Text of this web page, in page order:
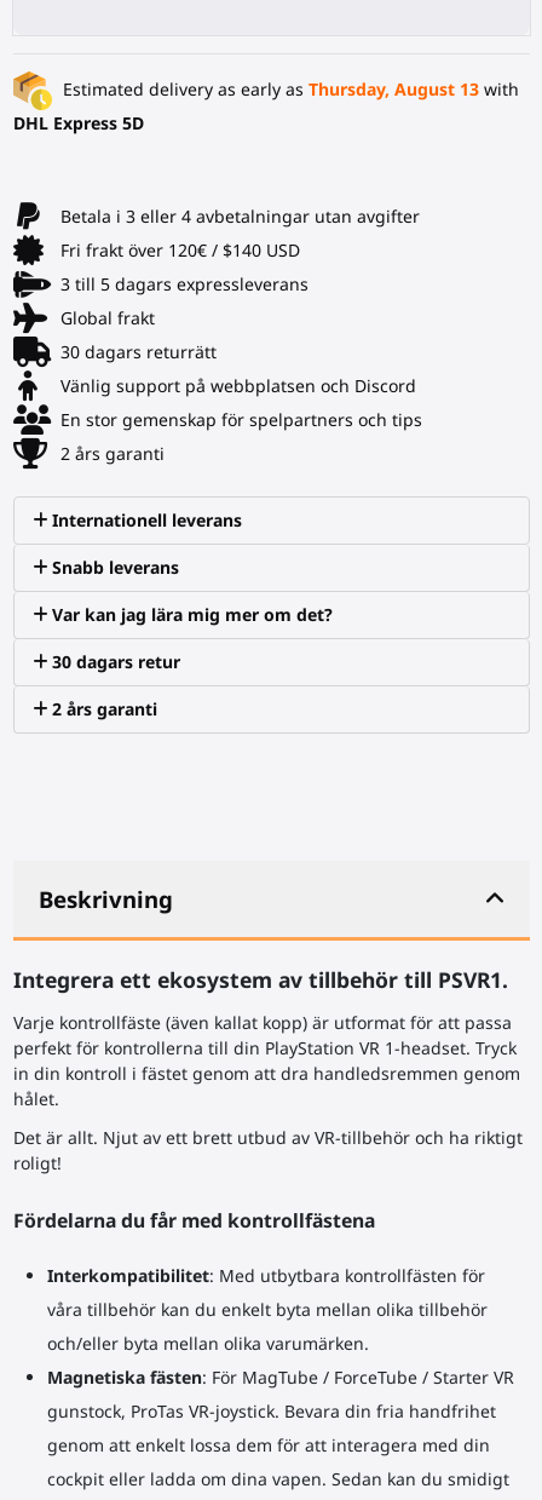
Estimated delivery as early as Thursday, August 13with
DHL Express 5D
Betala i 3 eller 4 avbetalningar utan avgifter
Fri frakt över 120€ / $140 USD
3 till 5 dagars expressleverans
Global frakt
30 dagars returrätt
Vänlig support på webbplatsen och Discord
En stor gemenskap för spelpartners och tips
2 års garanti
Internationell leverans
Snabb leverans
Var kan jag lära mig mer om det?
30 dagars retur
2 års garanti
Beskrivning
Integrera ett ekosystem av tillbehör till PSVR1.
Varje kontrollfäste (även kallat kopp) är utformat för att passa
perfekt för kontrollerna till din PlayStation VR 1-headset. Tryck
in din kontroll i fästet genom att dra handledsremmen genom
hålet.
Det är allt. Njut av ett brett utbud av VR-tillbehör och ha riktigt
roligt!
Fördelarna du får med kontrollfästena
Interkompatibilitet: Med utbytbara kontrollfästen för
våra tillbehör kan du enkelt byta mellan olika tillbehör
och/eller byta mellan olika varumärken.
Magnetiska fästen: För MagTube / ForceTube / Starter VR
gunstock, ProTas VR-joystick. Bevara din fria handfrihet
genom att enkelt lossa dem för att interagera med din
cockpit eller ladda om dina vapen. Sedan kan du smidigt